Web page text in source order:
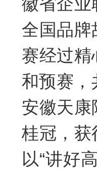
全国品牌
赛经过精
和预赛，
安徽天康
桂冠，获
以“讲好